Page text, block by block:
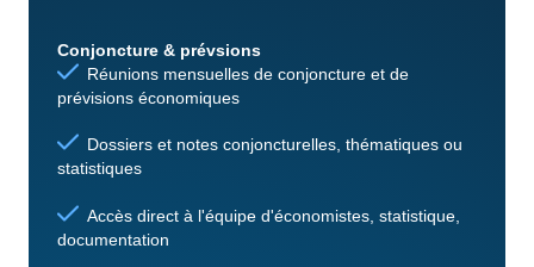
Conjoncture & prévsions
Réunions mensuelles de conjoncture et de
prévisions économiques
Dossiers et notes conjoncturelles, thématiques ou
statistiques
Accès direct à l'équipe d'économistes, statistique,
documentation